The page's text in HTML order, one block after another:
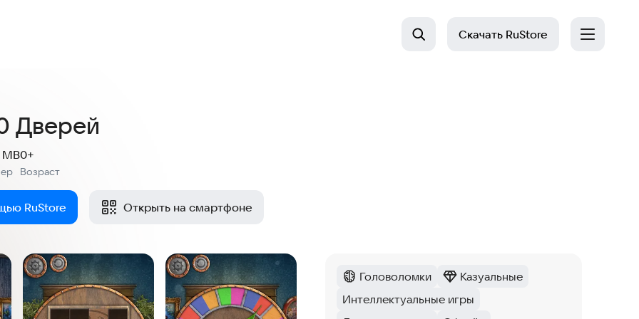
Скачать RuStore
Дверей
MB
Возраст
0+
RuStore Открыть на смартфоне
Категория:
Головоломки
Категория:
Казуальные
Тег :
Интеллектуальные игры